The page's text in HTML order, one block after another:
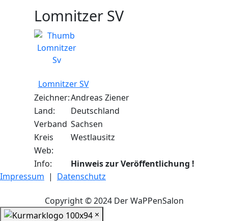
Lomnitzer SV
Lomnitzer SV
Zeichner:Andreas Ziener
Land:
Deutschland
Verband Sachsen
Kreis
Westlausitz
Web:
Info:
Hinweis zur Veröffentlichung !
Impressum | Datenschutz
Copyright © 2024 Der WaPPenSalon
×